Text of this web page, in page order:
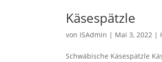
Käsespätzle
von ISAdmin | Mai 3, 2022 |
Schwäbische Käsespätzle